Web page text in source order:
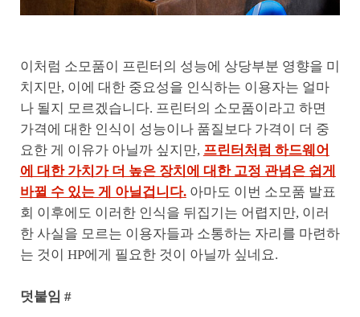
이처럼 소모품이 프린터의 성능에 상당부분 영향을 미
치지만, 이에 대한 중요성을 인식하는 이용자는 얼마
나 될지 모르겠습니다. 프린터의 소모품이라고 하면
가격에 대한 인식이 성능이나 품질보다 가격이 더 중
요한 게 이유가 아닐까 싶지만, 프린터처럼 하드웨어
에 대한 가치가 더 높은 장치에 대한 고정 관념은 쉽게
바뀔 수 있는 게 아닐겁니다.아마도 이번 소모품 발표
회 이후에도 이러한 인식을 뒤집기는 어렵지만, 이러
한 사실을 모르는 이용자들과 소통하는 자리를 마련하
는 것이 HP에게 필요한 것이 아닐까 싶네요.
덧붙임 #